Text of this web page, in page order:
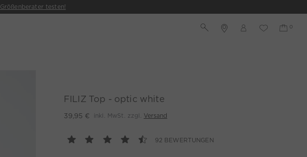
Größenberater testen!
FILIZ Top - optic white
39,95 € inkl. MwSt. zzgl. Versand
92 BEWERTUNGEN